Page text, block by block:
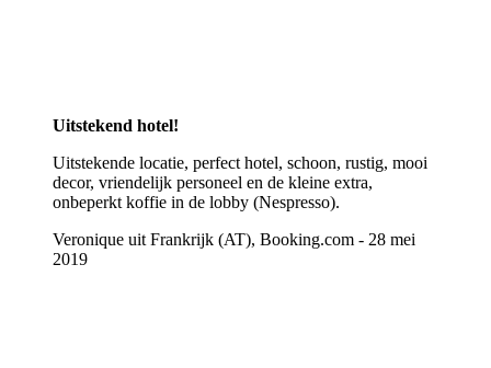
Uitstekend hotel!
Uitstekende locatie, perfect hotel, schoon, rustig, mooi
decor, vriendelijk personeel en de kleine extra,
onbeperkt koffie in de lobby (Nespresso).
Veronique uit Frankrijk (AT), Booking.com - 28 mei
2019